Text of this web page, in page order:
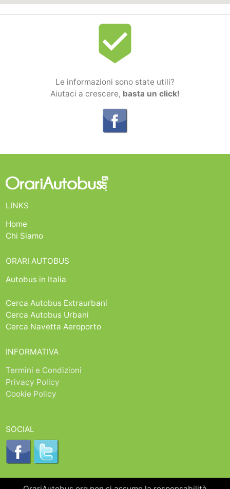
beenhere
Le informazioni sono state utili?
Aiutaci a crescere, basta un click!
LINKS
Home
Chi Siamo
ORARI AUTOBUS
Autobus in Italia
Cerca Autobus Extraurbani
Cerca Autobus Urbani
Cerca Navetta Aeroporto
INFORMATIVA
Termini e Condizioni
Privacy Policy
Cookie Policy
SOCIAL